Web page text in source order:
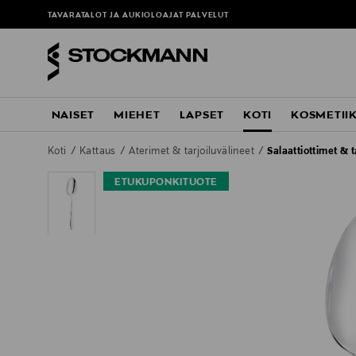
TAVARATALOT JA AUKIOLOAJAT PALVELUT
NAISET MIEHET LAPSET KOTI
Koti Kattaus Aterimet & tarjoiluvälineet Salaattiottimet &
ETUKUPONKITUOTE